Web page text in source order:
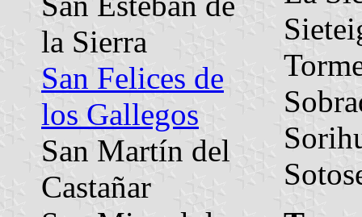
la Sierra
San Felices de
los Gallegos
San Martín del
Castañar